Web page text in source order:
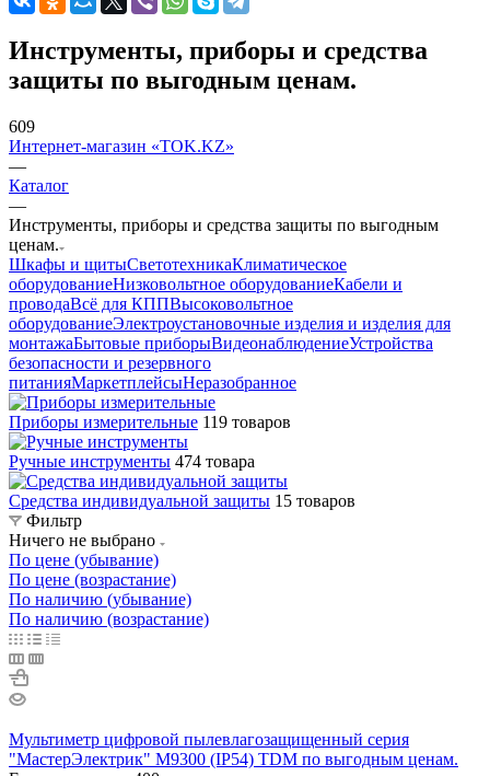
Инструменты, приборы и средства
защиты по выгодным ценам.
609
Интернет-магазин «TOK.KZ»
—
Каталог
—
Инструменты, приборы и средства защиты по выгодным
ценам.
Шкафы и щитыСветотехникаКлиматическое
оборудованиеНизковольтное оборудованиеКабели и
проводаВсё для КППВысоковольтное
оборудованиеЭлектроустановочные изделия и изделия для
монтажаБытовые приборыВидеонаблюдениеУстройства
безопасности и резервного
питанияМаркетплейсыНеразобранное
Приборы измерительные 119 товаров
Ручные инструменты 474 товара
Средства индивидуальной защиты 15 товаров
Фильтр
Ничего не выбрано
По цене (убывание)
По цене (возрастание)
По наличию (убывание)
По наличию (возрастание)
Мультиметр цифровой пылевлагозащищенный серия
"МастерЭлектрик" М9300 (IP54) TDM по выгодным ценам.